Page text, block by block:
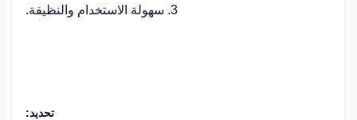
3. سهولة الاستخدام والنظيفة.
تحديد: